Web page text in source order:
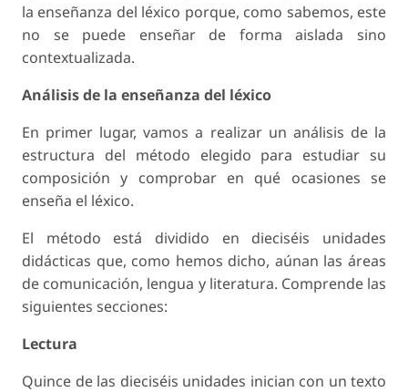
la enseñanza del léxico porque, como sabemos, este
no se puede enseñar de forma aislada sino
contextualizada.
Análisis de la enseñanza del léxico
En primer lugar, vamos a realizar un análisis de la
estructura del método elegido para estudiar su
composición y comprobar en qué ocasiones se
enseña el léxico.
El método está dividido en dieciséis unidades
didácticas que, como hemos dicho, aúnan las áreas
de comunicación, lengua y literatura. Comprende las
siguientes secciones:
Lectura
Quince de las dieciséis unidades inician con un texto